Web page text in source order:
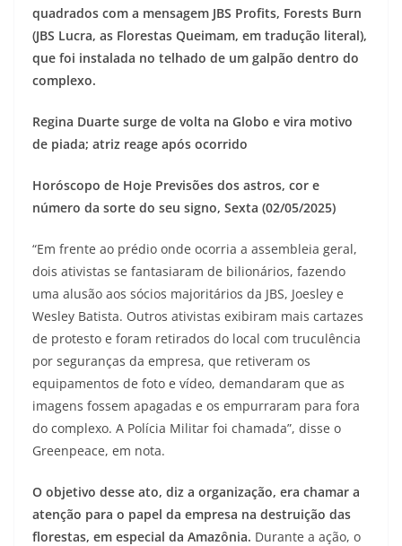
quadrados com a mensagem JBS Profits, Forests Burn
(JBS Lucra, as Florestas Queimam, em tradução literal),
que foi instalada no telhado de um galpão dentro do
complexo.
Regina Duarte surge de volta na Globo e vira motivo
de piada; atriz reage após ocorrido
Horóscopo de Hoje Previsões dos astros, cor e
número da sorte do seu signo, Sexta (02/05/2025)
“Em frente ao prédio onde ocorria a assembleia geral,
dois ativistas se fantasiaram de bilionários, fazendo
uma alusão aos sócios majoritários da JBS, Joesley e
Wesley Batista. Outros ativistas exibiram mais cartazes
de protesto e foram retirados do local com truculência
por seguranças da empresa, que retiveram os
equipamentos de foto e vídeo, demandaram que as
imagens fossem apagadas e os empurraram para fora
do complexo. A Polícia Militar foi chamada”, disse o
Greenpeace, em nota.
O objetivo desse ato, diz a organização, era chamar a
atenção para o papel da empresa na destruição das
florestas, em especial da Amazônia. Durante a ação, o